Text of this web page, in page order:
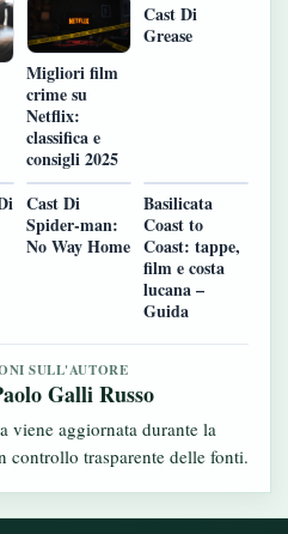
Migliori film
crime su
Netflix:
classifica e
consigli 2025
Cast Di
Grease
Cast Di
Spider-man:
No Way Home
Basilicata
Coast to
Coast: tappe,
film e costa
lucana –
Guida
SULL'AUTORE
Galli Russo
viene aggiornata durante la
controllo trasparente delle fonti.